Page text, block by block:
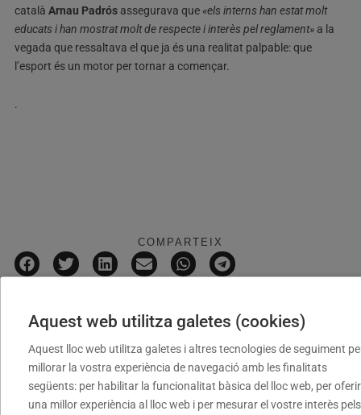
català Arnau Padrósassegurava que«els interns han estat molt
educats i han mostrat molt de respecte i interès pel reglament»a la
vegada que ressaltava el que ja és una realitat palpable: que
l’esport és un motor per tornar a començar.
.
COMPARTEIX
RELACIONADES
Aquest web utilitza galetes (cookies)
Aquest lloc web utilitza galetes i altres tecnologies de seguiment
millorar la vostra experiència de navegació amb les finalitats
següents: per habilitar la funcionalitat bàsica del lloc web, per oferir
una millor experiència al lloc web i per mesurar el vostre interès pels